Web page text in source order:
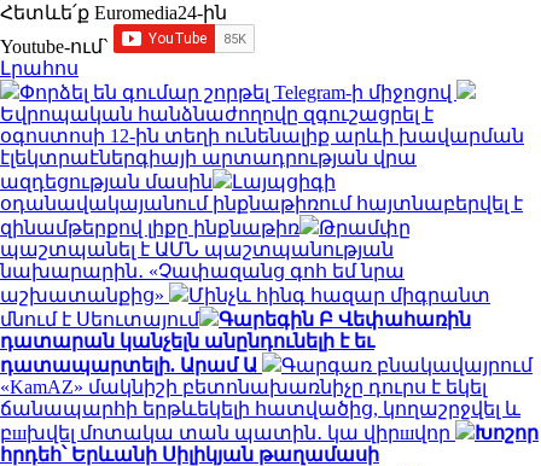
Հետևե՛ք Euromedia24-ին
Youtube-ում`
Լրահոս
Փորձել են գումար շորթել Telegram-ի միջոցով
Եվրոպական հանձնաժողովը զգուշացրել է
օգոստոսի 12-ին տեղի ունենալիք արևի խավարման
էլեկտրաէներգիայի արտադրության վրա
ազդեցության մասին
Լայպցիգի
օդանավակայանում ինքնաթիռում հայտնաբերվել է
զինամթերքով լիքը ինքնաթիռ
Թրամփը
պաշտպանել է ԱՄՆ պաշտպանության
նախարարին․ «Չափազանց գոհ եմ նրա
աշխատանքից»
Մինչև հինգ հազար միգրանտ
մնում է Սեուտայում
Գարեգին Բ Վեփահառին
դատարան կանչելն անընդունելի է եւ
դատապարտելի. Արամ Ա
Գարգառ բնակավայրում
«KamAZ» մակնիշի բետոնախառնիչը դուրս է եկել
ճանապարհի երթևեկելի հատվածից, կողաշրջվել և
բшխվել մոտակա տան պատին․ կա վիրшվոր
Խոշոր
հրդեհ՝ Երևանի Սիլիկյան թաղամասի